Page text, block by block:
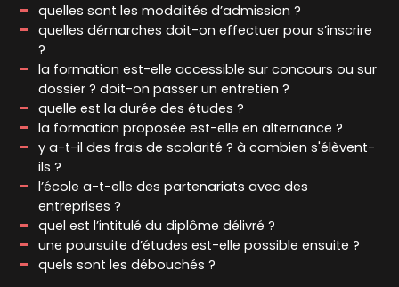
quelles sont les modalités d’admission ?
quelles démarches doit-on effectuer pour s’inscrire
?
la formation est-elle accessible sur concours ou sur
dossier ? doit-on passer un entretien ?
quelle est la durée des études ?
la formation proposée est-elle en alternance ?
y a-t-il des frais de scolarité ? à combien s'élèvent-
ils ?
l’école a-t-elle des partenariats avec des
entreprises ?
quel est l’intitulé du diplôme délivré ?
une poursuite d’études est-elle possible ensuite ?
quels sont les débouchés ?